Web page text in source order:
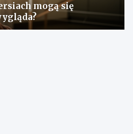
mogą się